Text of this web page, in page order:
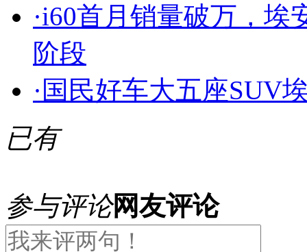
·i60首月销量破万，埃
阶段
· 国民好车大五座SUV
已有
参与评论网友评论